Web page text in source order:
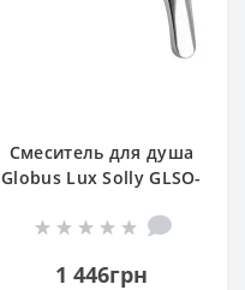
Смеситель для душа
Globus Lux Solly GLSO-
1 446грн